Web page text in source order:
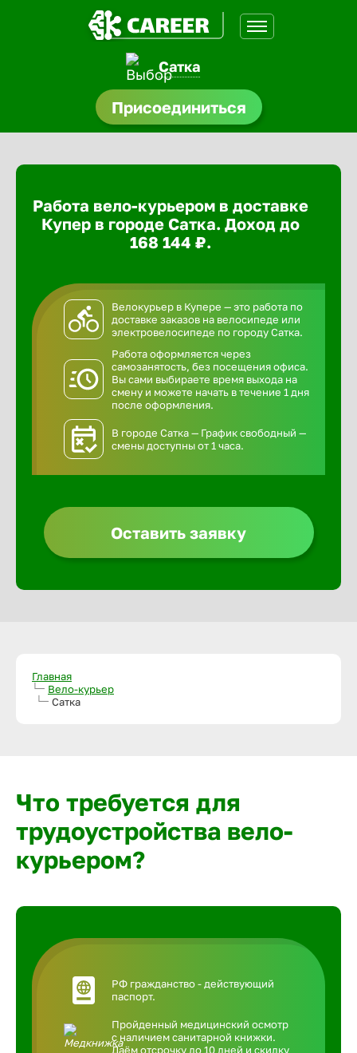
Сатка
Присоединиться
Работа вело-курьером в доставке
Купер в городе Сатка. Доход до
168 144 ₽.
Велокурьер в Купере — это работа по
доставке заказов на велосипеде или
электровелосипеде по городу Сатка.
Работа оформляется через
самозанятость, без посещения офиса.
Вы сами выбираете время выхода на
смену и можете начать в течение 1 дня
после оформления.
В городе Сатка — График свободный —
смены доступны от 1 часа.
Оставить заявку
Главная
Вело-курьер
Сатка
Что требуется для
трудоустройства вело-
курьером?
РФ гражданство - действующий
паспорт.
Пройденный медицинский осмотр
с наличием санитарной книжки.
Даём отсрочку до 10 дней и скидку